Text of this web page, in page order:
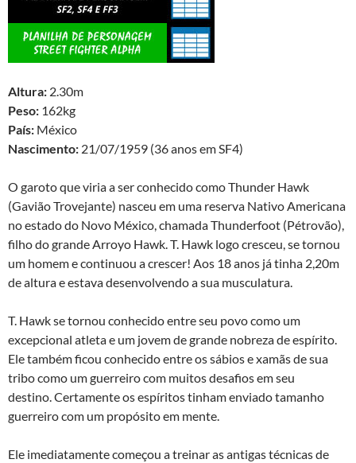
Altura: 2.30m
Peso: 162kg
País: México
Nascimento: 21/07/1959 (36 anos em SF4)
O garoto que viria a ser conhecido como Thunder Hawk
(Gavião Trovejante) nasceu em uma reserva Nativo Americana
no estado do Novo México, chamada Thunderfoot (Pétrovão),
filho do grande Arroyo Hawk. T. Hawk logo cresceu, se tornou
um homem e continuou a crescer! Aos 18 anos já tinha 2,20m
de altura e estava desenvolvendo a sua musculatura.
T. Hawk se tornou conhecido entre seu povo como um
excepcional atleta e um jovem de grande nobreza de espírito.
Ele também ficou conhecido entre os sábios e xamãs de sua
tribo como um guerreiro com muitos desafios em seu
destino. Certamente os espíritos tinham enviado tamanho
guerreiro com um propósito em mente.
Ele imediatamente começou a treinar as antigas técnicas de